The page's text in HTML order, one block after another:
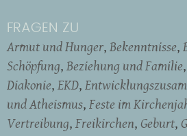
FRAGEN ZU
Armut und Hunger Bekenntnisse
Schöpfung Beziehung und Familie
Diakonie EKD
und Atheismus Feste im
Vertreibung Freikirchen Geburt